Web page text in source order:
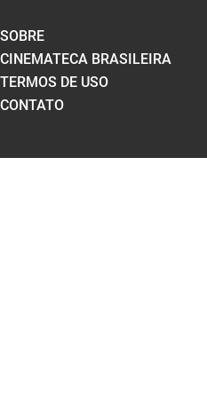
SOBRE
CINEMATECA BRASILEIRA
TERMOS DE USO
CONTATO